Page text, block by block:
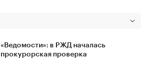
«Ведомости»: в РЖД началась
прокурорская проверка